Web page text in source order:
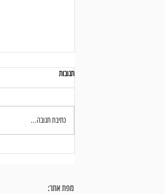
תגובות
כתיבת תגובה...
מפת אתר: